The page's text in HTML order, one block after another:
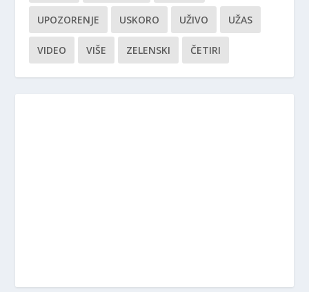
UPOZORENJE USKORO UŽIVO UŽAS
VIDEO VIŠE ZELENSKI ČETIRI